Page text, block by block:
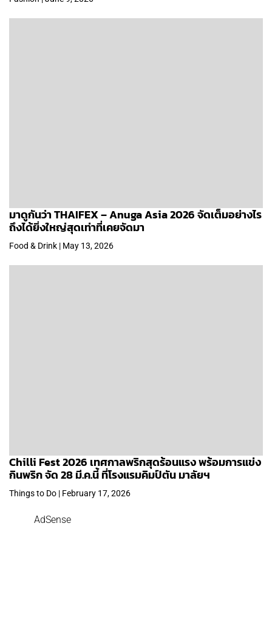
มาดูกันว่า THAIFEX – Anuga Asia 2026 จัดเต็มอย่างไร
ถึงได้ยิ่งใหญ่สุดเท่าที่เคยจัดมา
Food & Drink | May 13, 2026
Chilli Fest 2026 เทศกาลพริกสุดร้อนแรง พร้อมการแข่ง
กินพริก จัด 28 มี.ค.นี้ ที่โรงแรมคิมป์ตัน มาลัยฯ
Things to Do | February 17, 2026
AdSense